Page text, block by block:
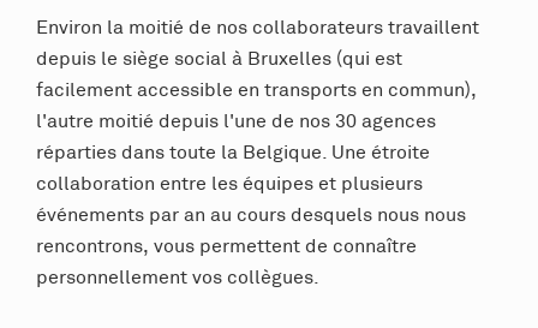
Environ la moitié de nos collaborateurs travaillent
depuis le siège social à Bruxelles (qui est
facilement accessible en transports en commun),
l'autre moitié depuis l'une de nos 30 agences
réparties dans toute la Belgique. Une étroite
collaboration entre les équipes et plusieurs
événements par an au cours desquels nous nous
rencontrons, vous permettent de connaître
personnellement vos collègues.